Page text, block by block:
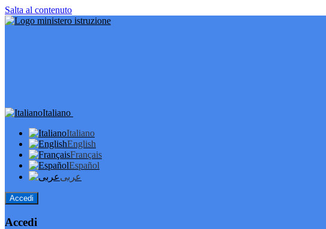
Salta al contenuto
Italiano
Italiano
English
Français
Español
عربى
Accedi
Accedi